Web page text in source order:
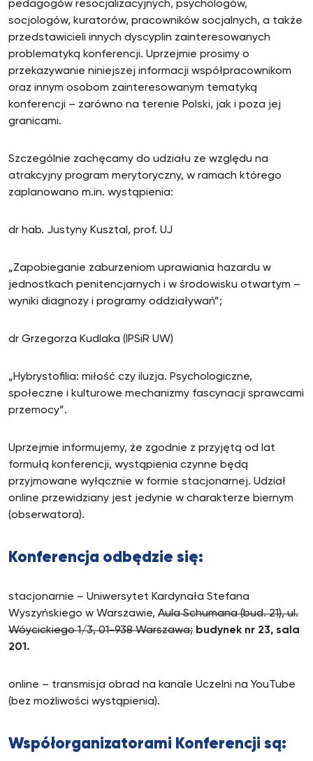
pedagogów resocjalizacyjnych, psychologów,
socjologów, kuratorów, pracowników socjalnych, a także
przedstawicieli innych dyscyplin zainteresowanych
problematyką konferencji. Uprzejmie prosimy o
przekazywanie niniejszej informacji współpracownikom
oraz innym osobom zainteresowanym tematyką
konferencji – zarówno na terenie Polski, jak i poza jej
granicami.
Szczególnie zachęcamy do udziału ze względu na
atrakcyjny program merytoryczny, w ramach którego
zaplanowano m.in. wystąpienia:
dr hab. Justyny Kusztal, prof. UJ
„Zapobieganie zaburzeniom uprawiania hazardu w
jednostkach penitencjarnych i w środowisku otwartym –
wyniki diagnozy i programy oddziaływań”;
dr Grzegorza Kudlaka (IPSiR UW)
„Hybrystofilia: miłość czy iluzja. Psychologiczne,
społeczne i kulturowe mechanizmy fascynacji sprawcami
przemocy”.
Uprzejmie informujemy, że zgodnie z przyjętą od lat
formułą konferencji, wystąpienia czynne będą
przyjmowane wyłącznie w formie stacjonarnej. Udział
online przewidziany jest jedynie w charakterze biernym
(obserwatora).
Konferencja odbędzie się:
stacjonarnie – Uniwersytet Kardynała Stefana
Wyszyńskiego w Warszawie, Aula Schumana (bud. 21), ul.
Wóycickiego 1/3, 01-938 Warszawa; budynek nr 23, sala
201.
online – transmisja obrad na kanale Uczelni na YouTube
(bez możliwości wystąpienia).
Współorganizatorami Konferencji są: